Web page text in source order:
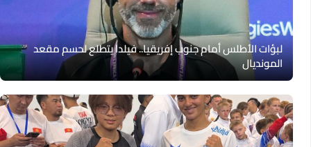
لبؤات الأطلس أمام جنوب إفريقيا.. فيلدا يتطلع لحسم مقعد
المونديال